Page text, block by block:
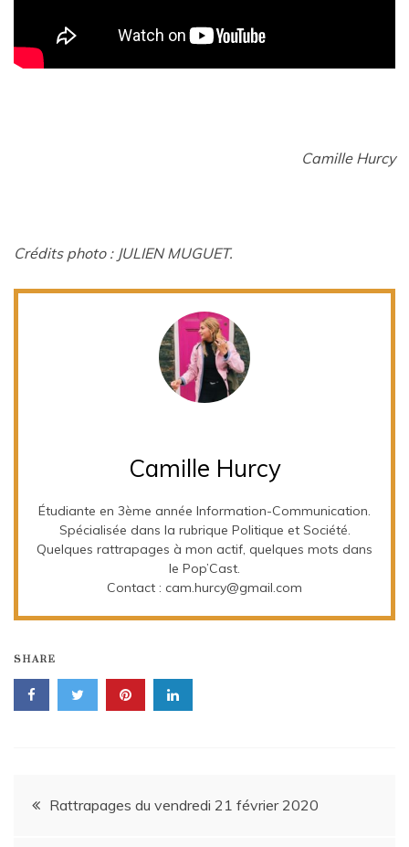
Camille Hurcy
Crédits photo : JULIEN MUGUET.
Camille Hurcy
Étudiante en 3ème année Information-Communication.
Spécialisée dans la rubrique Politique et Société.
Quelques rattrapages à mon actif, quelques mots dans
le Pop’Cast.
Contact : cam.hurcy@gmail.com
SHARE
Navigation
Rattrapages du vendredi 21 février 2020